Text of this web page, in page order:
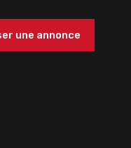
une annonce